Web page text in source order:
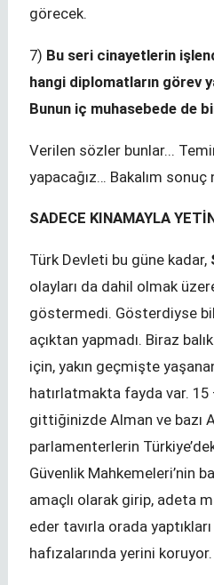
görecek.
7) Bu seri cinayetlerin
hangi diplomatların görev
Bunun iç muhasebede de
Verilen sözler bunlar...
yapacağız… Bakalım sonuç
SADECE KINAMAYLA
Türk Devleti bu güne kadar,
olayları da dahil olmak
göstermedi. Gösterdiyse
açıktan yapmadı. Biraz
için, yakın geçmişte
hatırlatmakta fayda var. 15
gittiğinizde Alman ve bazı
parlamenterlerin
Güvenlik Mahkemeleri’nin
amaçlı olarak girip, adeta
eder tavırla orada
hafızalarında yerini koruyor.